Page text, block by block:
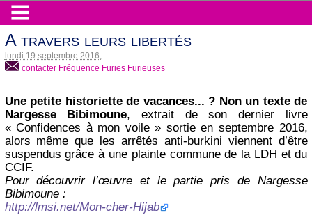
A travers leurs libertés
lundi 19 septembre 2016
contacter Fréquence Furies Furieuses
Une petite historiette de vacances... ? Non un texte de
Nargesse Bibimoune, extrait de son dernier livre
« Confidences à mon voile » sortie en septembre 2016,
alors même que les arrêtés anti-burkini viennent d’être
suspendus grâce à une plainte commune de la LDH et du
CCIF.
Pour découvrir l’œuvre et le partie pris de Nargesse
Bibimoune :
http://lmsi.net/Mon-cher-Hijab